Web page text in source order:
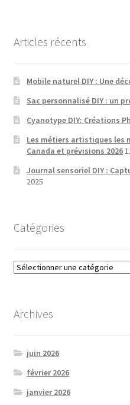
Articles récents
Mobile naturel DIY : Une
Sac personnalisé DIY : un
Cyanotype DIY: Créations
Les métiers artistiques les
Canada et prévisions 2026
Journal sensoriel DIY :
2025
Catégories
Catégories
Archives
juin 2026
février 2026
janvier 2026